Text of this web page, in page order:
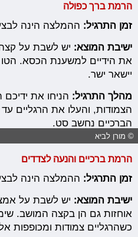
הרמת ברך כפולה
זמן התרגיל: ההמלצה הינה לבצע 20 עד 30
ישיבת המוצא: יש לשבת על קצה
את הידיים למשענת הכסא.
יישאר ישר.
מהלך התרגיל: הניחו את
הצמודות, והעלו את הרגליים עד
הברכיים נחשב סט.
© מורן לביא
הרמת ברכיים והנעה לצדדים
זמן התרגיל: ההמלצה הינה לבצע 20 עד 30
ישיבת המוצא: יש לשבת על
אוחזות גם הן בקצה המושב.
כשהרגליים צמודות ומכופפות